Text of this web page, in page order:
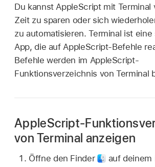
Du kannst AppleScript mit Terminal
Zeit zu sparen oder sich
zu automatisieren. Terminal ist
App, die auf AppleScript-Befehle
Befehle werden im AppleScript-
Funktionsverzeichnis von Terminal
AppleScript-
von Terminal anzeigen
Öffne den Finder
auf deinem